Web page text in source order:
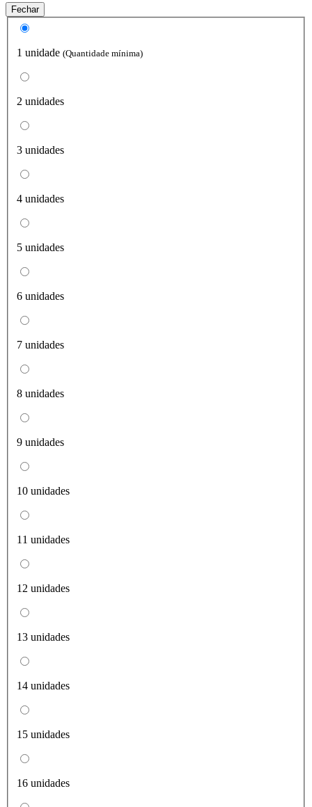
Fechar
1 unidade (Quantidade mínima)
2 unidades
3 unidades
4 unidades
5 unidades
6 unidades
7 unidades
8 unidades
9 unidades
10 unidades
11 unidades
12 unidades
13 unidades
14 unidades
15 unidades
16 unidades